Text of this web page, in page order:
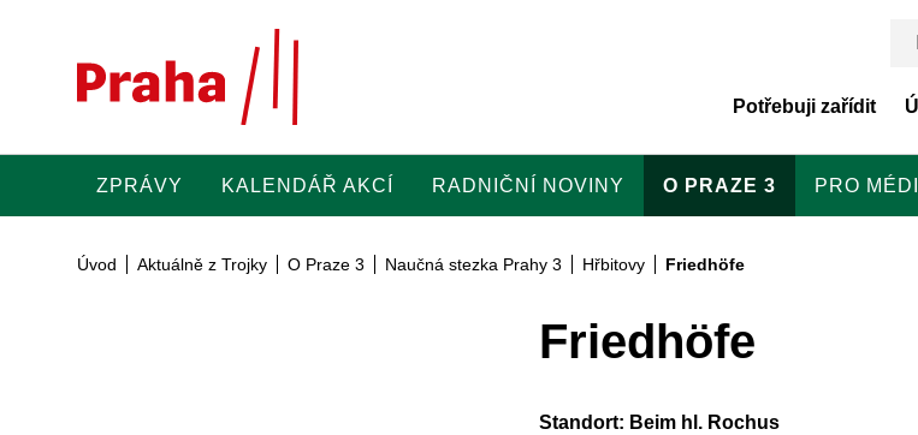
Potřebuji zařídit
ZPRÁVY KALENDÁŘ AKCÍ RADNIČNÍ NOVINY O PRAZE 3 PRO
Úvod Aktuálně z Trojky O Praze 3 Naučná stezka Prahy 3 Hřbitovy Friedhöfe
Friedhöfe
Standort: Beim hl. Rochus